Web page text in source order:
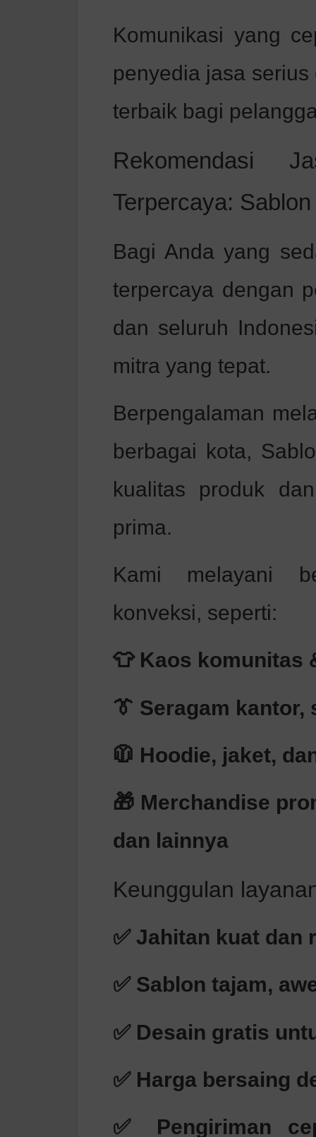
Komunikasi yang
penyedia jasa
terbaik bagi
Rekomendasi
Terpercaya:
Bagi Anda yang
terpercaya dengan
dan seluruh
mitra yang tepat.
Berpengalaman
berbagai kota,
kualitas produk
prima.
Kami melayani
konveksi, seperti:
👕 Kaos komunitas
👔 Seragam
🧥 Hoodie, jaket,
🎁 Merchandise
dan lainnya
Keunggulan
✅ Jahitan kuat dan
✅ Sablon tajam,
✅ Desain gratis
✅ Harga bersaing
✅ Pengiriman